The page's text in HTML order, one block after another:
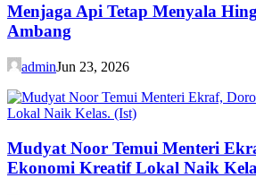
Menjaga Api Tetap Menyala
Ambang
adminJun 23, 2026
Mudyat Noor Temui Menteri
Ekonomi Kreatif Lokal Naik